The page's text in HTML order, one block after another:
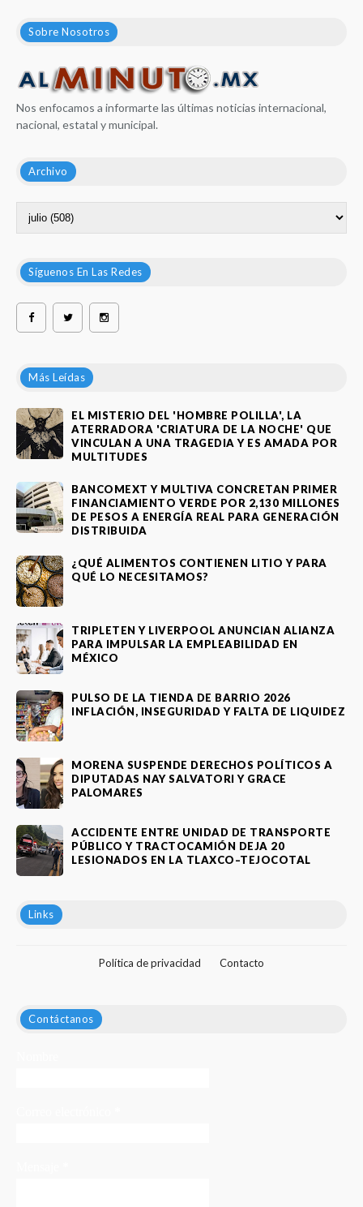
Sobre Nosotros
Nos enfocamos a informarte las últimas noticias internacional,
nacional, estatal y municipal.
Archivo
Síguenos En Las Redes
Más Leídas
EL MISTERIO DEL 'HOMBRE POLILLA', LA
ATERRADORA 'CRIATURA DE LA NOCHE' QUE
VINCULAN A UNA TRAGEDIA Y ES AMADA POR
MULTITUDES
BANCOMEXT Y MULTIVA CONCRETAN PRIMER
FINANCIAMIENTO VERDE POR 2,130 MILLONES
DE PESOS A ENERGÍA REAL PARA GENERACIÓN
DISTRIBUIDA
¿QUÉ ALIMENTOS CONTIENEN LITIO Y PARA
QUÉ LO NECESITAMOS?
TRIPLETEN Y LIVERPOOL ANUNCIAN ALIANZA
PARA IMPULSAR LA EMPLEABILIDAD EN
MÉXICO
PULSO DE LA TIENDA DE BARRIO 2026
INFLACIÓN, INSEGURIDAD Y FALTA DE LIQUIDEZ
MORENA SUSPENDE DERECHOS POLÍTICOS A
DIPUTADAS NAY SALVATORI Y GRACE
PALOMARES
ACCIDENTE ENTRE UNIDAD DE TRANSPORTE
PÚBLICO Y TRACTOCAMIÓN DEJA 20
LESIONADOS EN LA TLAXCO–TEJOCOTAL
Links
Política de privacidad Contacto
Contáctanos